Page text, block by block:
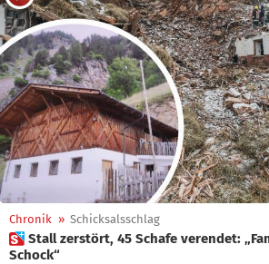
Chronik » Schicksalsschlag
 Stall zerstört, 45 Schafe verendet: „Familie steht unter
Schock“